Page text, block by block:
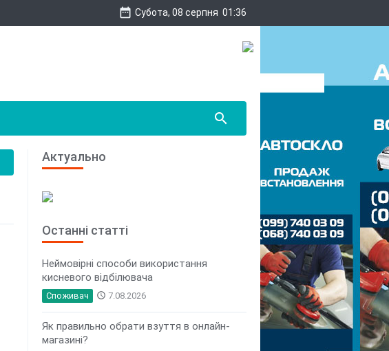
date_range Субота, 08 серпня 01:36
search
Актуально
Останні статті
Неймовірні способи використання
кисневого відбілювача
Споживач access_time 7.08.2026
Як правильно обрати взуття в онлайн-
магазині?